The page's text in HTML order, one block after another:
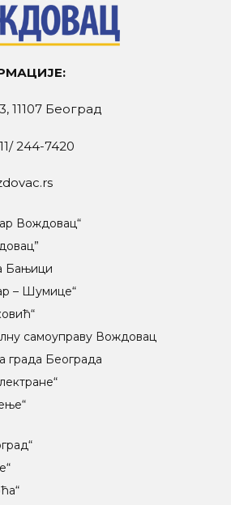
11107 Београд
244-7420
Вождовац“
Бањици
– Шумице“
самоуправу Вождовац
града Београда